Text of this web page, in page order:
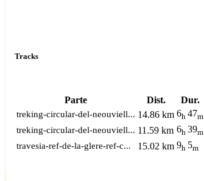
Tracks
Parte Dist. Dur.
treking-circular-del-neouviell... 14.86 km 6h 47m
treking-circular-del-neouviell... 11.59 km 6h 39m
travesia-ref-de-la-glere-ref-c... 15.02 km 9h 5m